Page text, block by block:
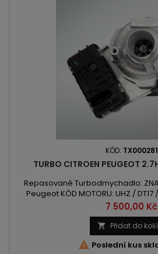
KÓD: TX000281
TURBO CITROEN PEUGEOT
Repasované Turbodmychadlo:
Peugeot KÓD MOTORU: UHZ / DT17
DT17BTED4 OBSAH: 2720 ccm 2.7HDI
VÝROBY: 2004 -
Cena
7 500,00 Kč
 Přidat do
 Poslední kus